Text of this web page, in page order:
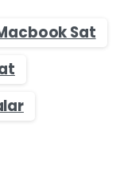
Sat